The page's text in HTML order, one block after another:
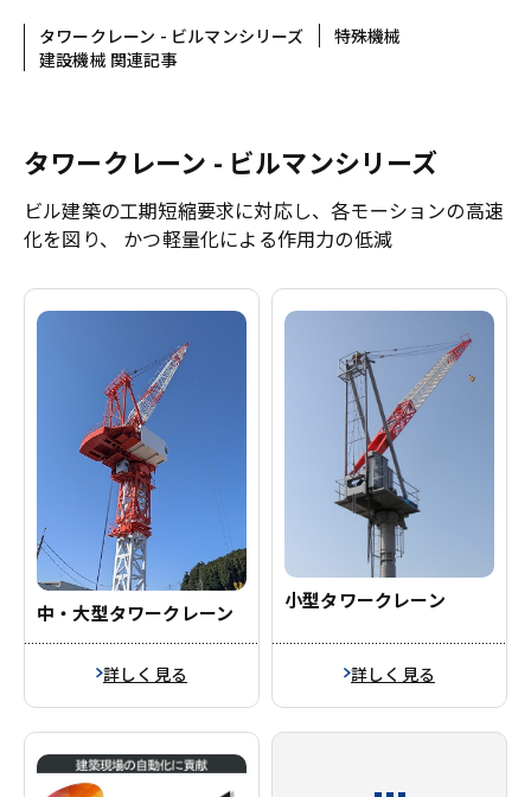
タワークレーン - ビルマンシリーズ
特殊機械
建設機械 関連記事
タワークレーン - ビルマンシリーズ
ビル建築の工期短縮要求に対応し、各モーションの高速
化を図り、 かつ軽量化による作用力の低減
中・大型タワークレーン
詳しく見る
小型タワークレーン
詳しく見る